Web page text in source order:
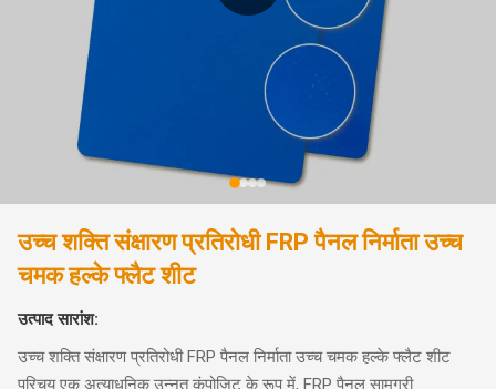
उच्च शक्ति संक्षारण प्रतिरोधी FRP पैनल निर्माता उच्च
चमक हल्के फ्लैट शीट
उत्पाद सारांश:
उच्च शक्ति संक्षारण प्रतिरोधी FRP पैनल निर्माता उच्च चमक हल्के फ्लैट शीट
परिचय एक अत्याधुनिक उन्नत कंपोजिट के रूप में, FRP पैनल सामग्री